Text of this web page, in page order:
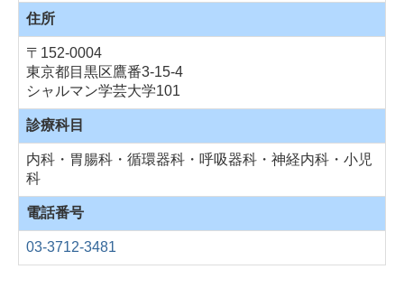
住所
〒152-0004
東京都目黒区鷹番3-15-4
シャルマン学芸大学101
診療科目
内科・胃腸科・循環器科・呼吸器科・神経内科・小児
科
電話番号
03-3712-3481